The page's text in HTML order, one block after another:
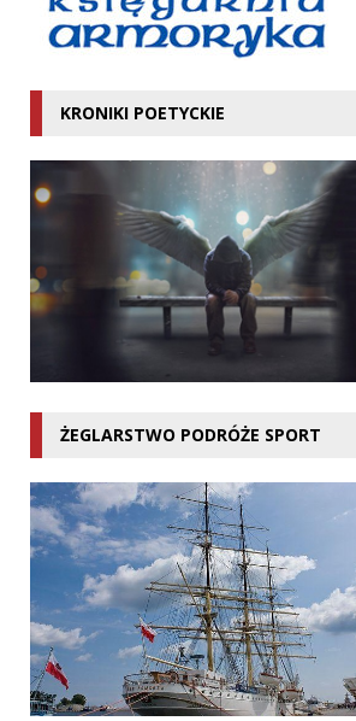
KRONIKI POETYCKIE
ŻEGLARSTWO PODRÓŻE SPORT